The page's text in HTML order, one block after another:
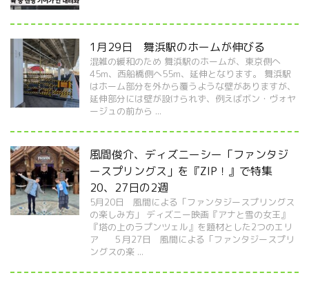
1月29日 舞浜駅のホームが伸びる
混雑の緩和のため 舞浜駅のホームが、東京側へ
45m、西船橋側へ55m、延伸となります。 舞浜駅
はホーム部分を外から覆うような壁がありますが、
延伸部分には壁が設けられず、例えばボン・ヴォヤ
ージュの前から ...
風間俊介、ディズニーシー「ファンタジ
ースプリングス」を『ZIP！』で特集
20、27日の2週
5月20日 風間による「ファンタジースプリングス
の楽しみ方」 ディズニー映画『アナと雪の女王』
『塔の上のラプンツェル』を題材とした2つのエリ
ア ５月27日 風間による「ファンタジースプリ
ングスの楽 ...